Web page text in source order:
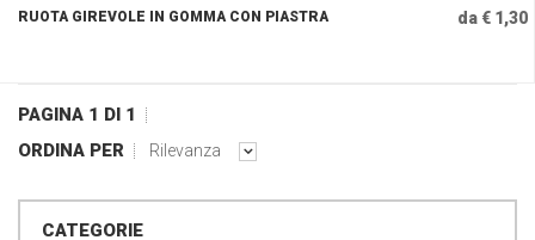
RUOTA GIREVOLE IN GOMMA CON PIASTRA da € 1,30
PAGINA 1 DI 1
ORDINA PER
Rilevanza
CATEGORIE